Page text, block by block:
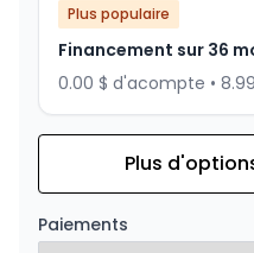
Plus populaire
Financement sur 36
0.00 $ d'acompte •
Financement sur 24 mois
0.00 $ d'acompte •
Plus
Paiements